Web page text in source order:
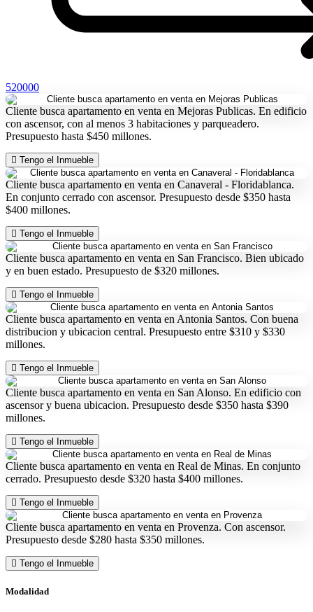
520000
Cliente busca apartamento en venta en Mejoras Publicas. En edificio
con ascensor, con al menos 3 habitaciones y parqueadero.
Presupuesto hasta $450 millones.
Tengo el Inmueble
Cliente busca apartamento en venta en Canaveral - Floridablanca.
En conjunto cerrado con ascensor. Presupuesto desde $350 hasta
$400 millones.
Tengo el Inmueble
Cliente busca apartamento en venta en San Francisco. Bien ubicado
y en buen estado. Presupuesto de $320 millones.
Tengo el Inmueble
Cliente busca apartamento en venta en Antonia Santos. Con buena
distribucion y ubicacion central. Presupuesto entre $310 y $330
millones.
Tengo el Inmueble
Cliente busca apartamento en venta en San Alonso. En edificio con
ascensor y buena ubicacion. Presupuesto desde $350 hasta $390
millones.
Tengo el Inmueble
Cliente busca apartamento en venta en Real de Minas. En conjunto
cerrado. Presupuesto desde $320 hasta $400 millones.
Tengo el Inmueble
Cliente busca apartamento en venta en Provenza. Con ascensor.
Presupuesto desde $280 hasta $350 millones.
Tengo el Inmueble
Modalidad